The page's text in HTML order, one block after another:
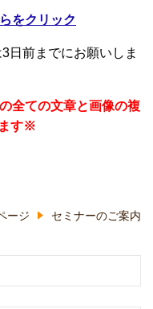
をクリック
日前までにお願いしま
全ての文章と画像の複
す※
ージ セミナーのご案内